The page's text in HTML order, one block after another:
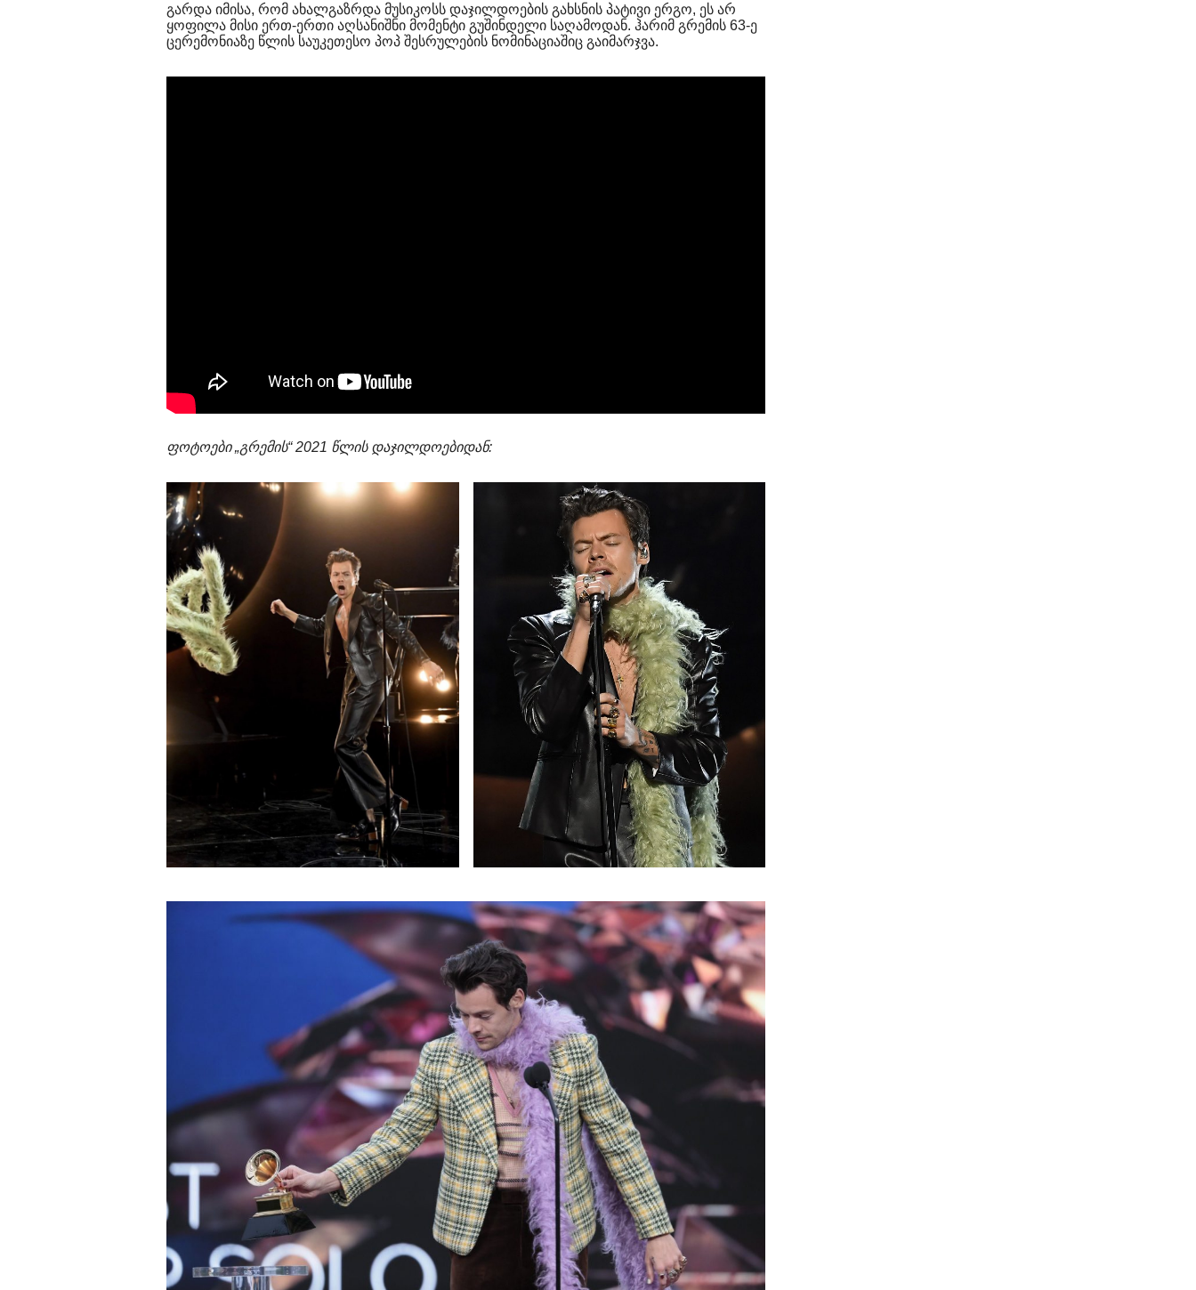
გარდა იმისა, რომ ახალგაზრდა მუსიკოსს დაჯილდოების გახსნის პატივი ერგო, ეს არ
ყოფილა მისი ერთ-ერთი აღსანიშნი მომენტი გუშინდელი საღამოდან. ჰარიმ გრემის 63-ე
ცერემონიაზე წლის საუკეთესო პოპ შესრულების ნომინაციაშიც გაიმარჯვა.
ფოტოები „გრემის“ 2021 წლის დაჯილდოებიდან: